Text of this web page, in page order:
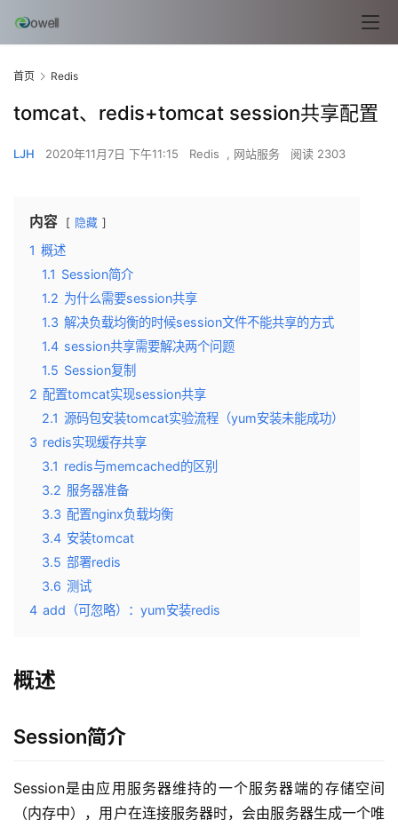
首页 Redis
tomcat、redis+tomcat session共享配置
LJH 2020年11月7日 下午11:15 Redis , 网站服务 阅读 2303
内容 隐藏
1 概述
1.1 Session简介
1.2 为什么需要session共享
1.3 解决负载均衡的时候session文件不能共享的方式
1.4 session共享需要解决两个问题
1.5 Session复制
2 配置tomcat实现session共享
2.1 源码包安装tomcat实验流程（yum安装未能成功）
3 redis实现缓存共享
3.1 redis与memcached的区别
3.2 服务器准备
3.3 配置nginx负载均衡
3.4 安装tomcat
3.5 部署redis
3.6 测试
4 add（可忽略）：yum安装redis
概述
Session简介
Session是由应用服务器维持的一个服务器端的存储空间
（内存中），用户在连接服务器时，会由服务器生成一个唯